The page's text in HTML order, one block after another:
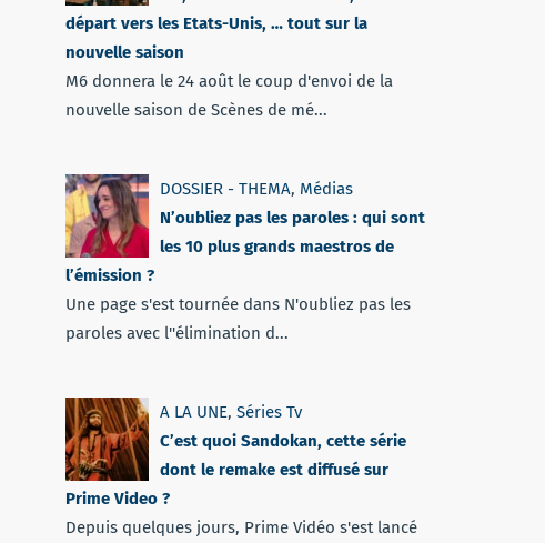
départ vers les Etats-Unis, … tout sur la
nouvelle saison
M6 donnera le 24 août le coup d'envoi de la
nouvelle saison de Scènes de mé...
DOSSIER - THEMA, Médias
N’oubliez pas les paroles : qui sont
les 10 plus grands maestros de
l’émission ?
Une page s'est tournée dans N'oubliez pas les
paroles avec l''élimination d...
A LA UNE, Séries Tv
C’est quoi Sandokan, cette série
dont le remake est diffusé sur
Prime Video ?
Depuis quelques jours, Prime Vidéo s'est lancé